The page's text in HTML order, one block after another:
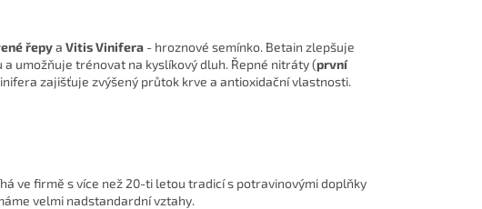
řepya Vitis Vinifera - hroznové semínko. Betain zlepšuje
umožňuje trénovat na kyslíkový dluh. Řepné nitráty (první
zajišťuje zvýšený průtok krve a antioxidační vlastnosti.
ve firmě s více než 20-ti letou tradicí s potravinovými doplňky
velmi nadstandardní vztahy.